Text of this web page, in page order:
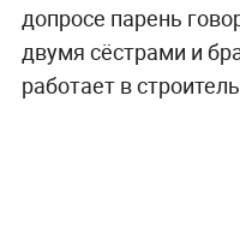
допросе парень
двумя сёстрами и
работает в